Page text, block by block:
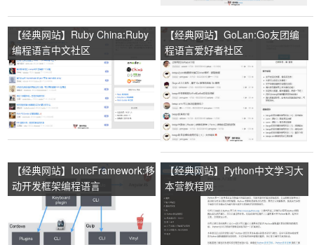
【经典网站】Ruby China:Ruby
编程语言中文社区
【经典网站】GoLan:Go友团编
程语言爱好者社区
【经典网站】IonicFramework:移
动开发框架编程语言
【经典网站】Python中文学习大
本营教程网